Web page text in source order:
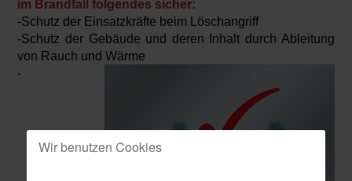
im Brandfall folgendes sicher:
-Schutz der Einsatzkräfte beim Löschangriff
-Schutz der Gebäude und deren Inhalt durch Ableitung
von Rauch und Wärme
-
Wir benutzen Cookies